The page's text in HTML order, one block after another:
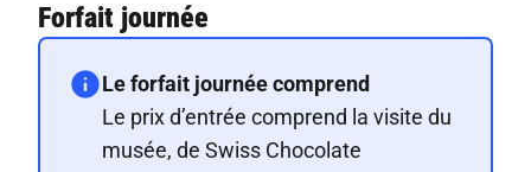
Forfait journée
Le forfait journée comprend
Le prix d’entrée comprend la visite du
musée, de Swiss Chocolate